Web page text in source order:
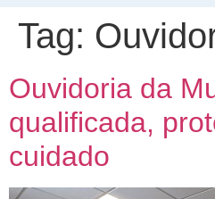
Tag:
Ouvidoria da
qualificada,
cuidado